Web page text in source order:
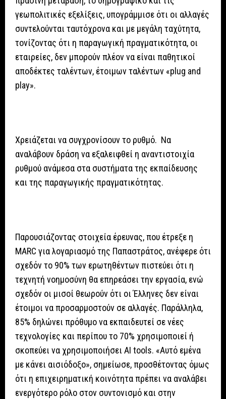
γεωπολιτικές εξελίξεις, υπογράμμισε ότι οι αλλαγές
συντελούνται ταυτόχρονα και με μεγάλη ταχύτητα,
τονίζοντας ότι η παραγωγική πραγματικότητα, οι
εταιρείες, δεν μπορούν πλέον να είναι παθητικοί
αποδέκτες ταλέντων, έτοιμων ταλέντων «plug and
play».
Χρειάζεται να συγχρονίσουν το ρυθμό. Να
αναλάβουν δράση να εξαλειφθεί η αναντιστοιχία
ρυθμού ανάμεσα στα συστήματα της εκπαίδευσης
και της παραγωγικής πραγματικότητας.
Παρουσιάζοντας στοιχεία έρευνας, που έτρεξε η
MARC για λογαριασμό της Παπαστράτος, ανέφερε ότι
σχεδόν το 90% των ερωτηθέντων πιστεύει ότι η
τεχνητή νοημοσύνη θα επηρεάσει την εργασία, ενώ
σχεδόν οι μισοί θεωρούν ότι οι Έλληνες δεν είναι
έτοιμοι να προσαρμοστούν σε αλλαγές. Παράλληλα,
85% δηλώνει πρόθυμο να εκπαιδευτεί σε νέες
τεχνολογίες και περίπου το 70% χρησιμοποιεί ή
σκοπεύει να χρησιμοποιήσει AI tools. «Αυτό εμένα
με κάνει αισιόδοξο», σημείωσε, προσθέτοντας όμως
ότι η επιχειρηματική κοινότητα πρέπει να αναλάβει
ενεργότερο ρόλο στον συντονισμό και στην